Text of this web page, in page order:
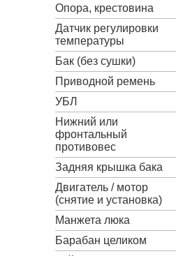
Опора, крестовина
Датчик регулировки
температуры
Бак (без сушки)
Приводной ремень
УБЛ
Нижний или
фронтальный
противовес
Задняя крышка бака
Двигатель / мотор
(снятие и установка)
Манжета люка
Барабан целиком